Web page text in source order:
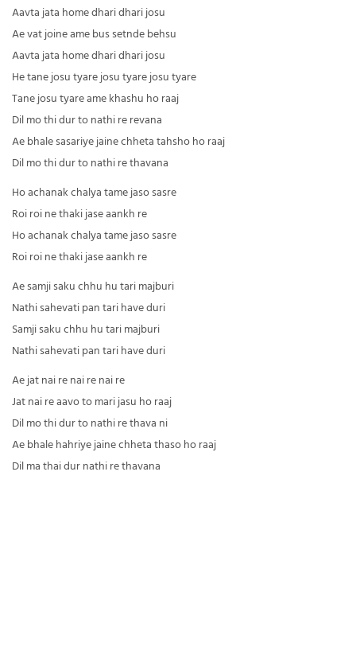
Aavta jata home dhari dhari josu
Ae vat joine ame bus setnde behsu
Aavta jata home dhari dhari josu
He tane josu tyare josu tyare josu tyare
Tane josu tyare ame khashu ho raaj
Dil mo thi dur to nathi re revana
Ae bhale sasariye jaine chheta tahsho ho raaj
Dil mo thi dur to nathi re thavana
Ho achanak chalya tame jaso sasre
Roi roi ne thaki jase aankh re
Ho achanak chalya tame jaso sasre
Roi roi ne thaki jase aankh re
Ae samji saku chhu hu tari majburi
Nathi sahevati pan tari have duri
Samji saku chhu hu tari majburi
Nathi sahevati pan tari have duri
Ae jat nai re nai re nai re
Jat nai re aavo to mari jasu ho raaj
Dil mo thi dur to nathi re thava ni
Ae bhale hahriye jaine chheta thaso ho raaj
Dil ma thai dur nathi re thavana